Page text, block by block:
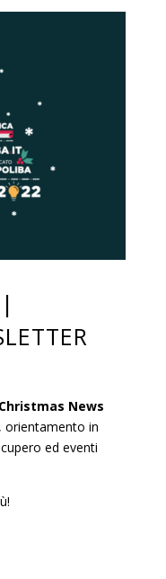
Christmas News
orientamento in
ed eventi